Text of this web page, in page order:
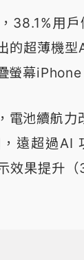
38.1%用
的超薄機
螢幕
電池續航
遠超過AI
效果提升